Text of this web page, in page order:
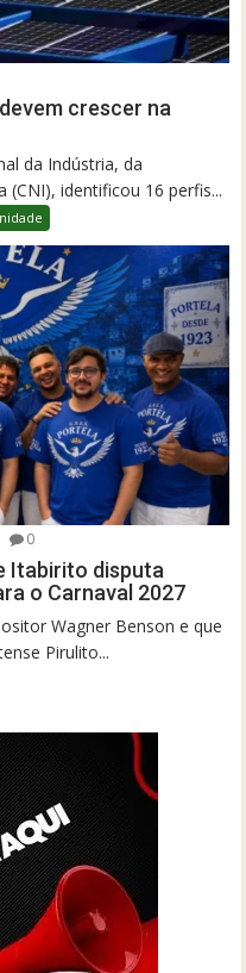
crescer na
da Indústria, da
(CNI), identificou 16 perfis...
0
Itabirito disputa
o Carnaval 2027
Wagner Benson e que
Pirulito...